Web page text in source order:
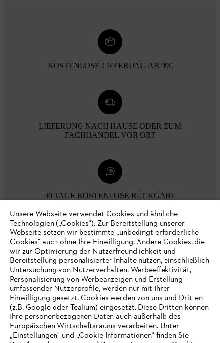
KOSTENLOSE LIEFERUNG AB 99€
LIEFERUNG NACH HAUSE ODER ZUM
FACHHANDEL VOR ORT
30 TAGE KOSTENLOSE RÜCKGABE
Zahlungsmöglichkeiten
Unternehmen
Unsere Webseite verwendet Cookies und ähnliche
Technologien („Cookies“). Zur Bereitstellung unserer
Webseite setzen wir bestimmte „unbedingt erforderliche
Cookies" auch ohne Ihre Einwilligung. Andere Cookies, die
wir zur Optimierung der Nutzerfreundlichkeit und
Bereitstellung personalisierter Inhalte nutzen, einschließlich
Untersuchung von Nutzerverhalten, Werbeeffektivität,
Personalisierung von Werbeanzeigen und Erstellung
umfassender Nutzerprofile, werden nur mit Ihrer
Einwilligung gesetzt. Cookies werden von uns und Dritten
(z.B. Google oder Tealium) eingesetzt. Diese Dritten können
Ihre personenbezogenen Daten auch außerhalb des
Europäischen Wirtschaftsraums verarbeiten. Unter
„Einstellungen" und „Cookie Informationen“ finden Sie